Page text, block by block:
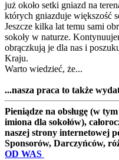
już około setki gniazd na
których gniazduje większość
Jeszcze kilka lat temu sami
sokoły w naturze.
obrączkują je dla nas i
Kraju.
Warto wiedzieć, że...
...nasza praca to także
Pieniądze na obsługę (w
imiona dla sokołów),
naszej strony internetowej
Sponsorów, Darczyńców,
OD WAS